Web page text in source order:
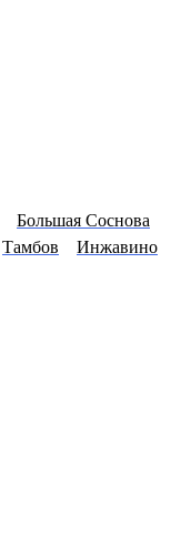
Большая Соснова
Тамбов
Инжавино